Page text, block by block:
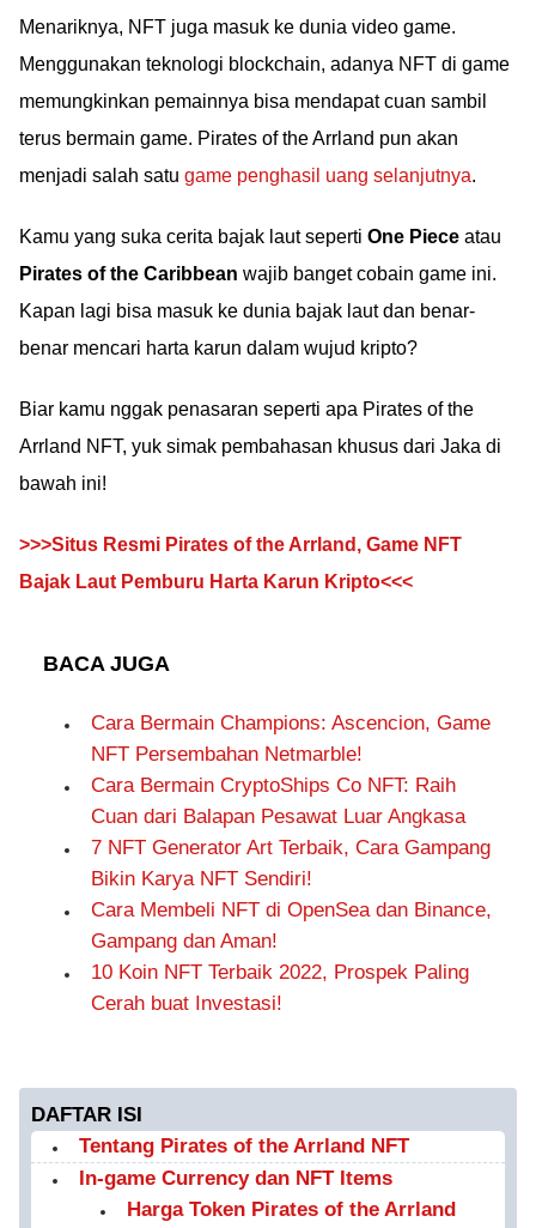
Menariknya, NFT juga masuk ke dunia video game.
Menggunakan teknologi blockchain, adanya NFT di game
memungkinkan pemainnya bisa mendapat cuan sambil
terus bermain game. Pirates of the Arrland pun akan
menjadi salah satu game penghasil uang selanjutnya.
Kamu yang suka cerita bajak laut seperti One Piece atau
Pirates of the Caribbean wajib banget cobain game ini.
Kapan lagi bisa masuk ke dunia bajak laut dan benar-
benar mencari harta karun dalam wujud kripto?
Biar kamu nggak penasaran seperti apa Pirates of the
Arrland NFT, yuk simak pembahasan khusus dari Jaka di
bawah ini!
>>>Situs Resmi Pirates of the Arrland, Game NFT
Bajak Laut Pemburu Harta Karun Kripto<<<
BACA JUGA
Cara Bermain Champions: Ascencion, Game
NFT Persembahan Netmarble!
Cara Bermain CryptoShips Co NFT: Raih
Cuan dari Balapan Pesawat Luar Angkasa
7 NFT Generator Art Terbaik, Cara Gampang
Bikin Karya NFT Sendiri!
Cara Membeli NFT di OpenSea dan Binance,
Gampang dan Aman!
10 Koin NFT Terbaik 2022, Prospek Paling
Cerah buat Investasi!
DAFTAR ISI
Tentang Pirates of the Arrland NFT
In-game Currency dan NFT Items
Harga Token Pirates of the Arrland